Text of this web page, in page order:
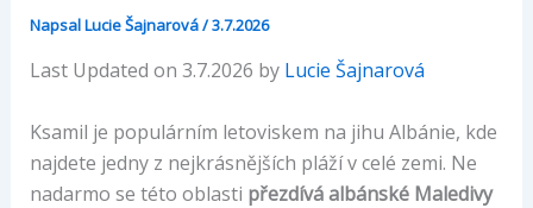
NapsalLucie Šajnarová/3.7.2026
Last Updated on 3.7.2026 by Lucie Šajnarová
Ksamil je populárním letoviskem na jihu Albánie, kde
najdete jedny z nejkrásnějších pláží v celé zemi. Ne
nadarmo se této oblasti přezdívá albánské Maledivy